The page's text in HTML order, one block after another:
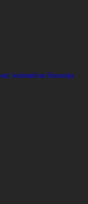
kulinarična Slovenija